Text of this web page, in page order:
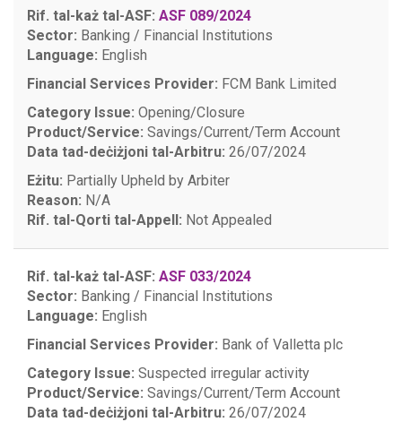
Rif. tal-każ tal-ASF: ASF 089/2024
Sector: Banking / Financial Institutions
Language: English
Financial Services Provider: FCM Bank Limited
Category Issue: Opening/Closure
Product/Service: Savings/Current/Term Account
Data tad-deċiżjoni tal-Arbitru: 26/07/2024
Eżitu: Partially Upheld by Arbiter
Reason: N/A
Rif. tal-Qorti tal-Appell: Not Appealed
Rif. tal-każ tal-ASF: ASF 033/2024
Sector: Banking / Financial Institutions
Language: English
Financial Services Provider: Bank of Valletta plc
Category Issue: Suspected irregular activity
Product/Service: Savings/Current/Term Account
Data tad-deċiżjoni tal-Arbitru: 26/07/2024